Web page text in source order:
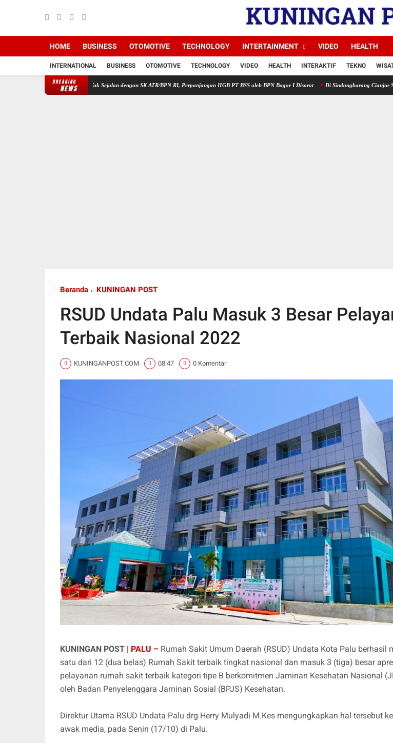
HOME BUSINESS OTOMOTIVE TECHNOLOGY INTERTAINMENT VIDEO HEALTH
INTERNATIONAL BUSINESS OTOMOTIVE TECHNOLOGY VIDEO HEALTH INTERAKTIF TEKNO
BREAKING
NEWS
Diduga Tak Sejalan dengan SK ATR/BPN RI, Perpanjangan HGB PT BSS oleh BPN Bogor I Disorot Di Sindangbarang Cianjur Selatan, PUD
Beranda KUNINGAN POST
RSUD Undata Palu Masuk 3 Besar
Terbaik Nasional 2022
KUNINGANPOST.COM 08:47 0 Komentar
KUNINGAN POST | PALU – Rumah Sakit Umum Daerah (RSUD) Undata Kota Palu berhasil
satu dari 12 (dua belas) Rumah Sakit terbaik tingkat nasional dan masuk 3 (tiga) besar
pelayanan rumah sakit terbaik kategori tipe B berkomitmen Jaminan Kesehatan Nasional
oleh Badan Penyelenggara Jaminan Sosial (BPJS) Kesehatan.
Direktur Utama RSUD Undata Palu drg Herry Mulyadi M.Kes mengungkapkan hal tersebut
awak media, pada Senin (17/10) di Palu.